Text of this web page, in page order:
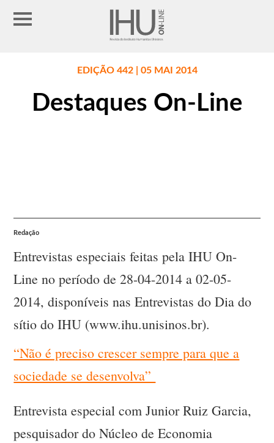
EDIÇÃO 442 | 05 MAI 2014
Destaques On-Line
Redação
Entrevistas especiais feitas pela IHU On-
Line no período de 28-04-2014 a 02-05-
2014, disponíveis nas Entrevistas do Dia do
sítio do IHU (www.ihu.unisinos.br).
“Não é preciso crescer sempre para que a
sociedade se desenvolva”
Entrevista especial com Junior Ruiz Garcia,
pesquisador do Núcleo de Economia